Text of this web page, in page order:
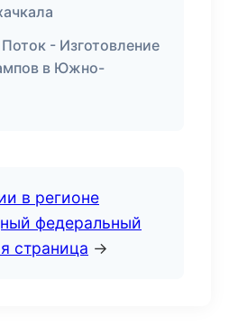
- Изготовление
в Южно-
в регионе
федеральный
страница →